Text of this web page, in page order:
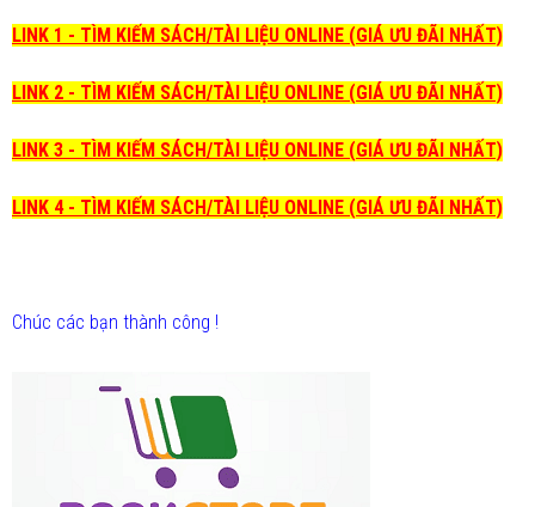
LINK 1 - TÌM KIẾM SÁCH/TÀI LIỆU ONLINE (GIÁ ƯU ĐÃI NHẤT)
LINK 2 - TÌM KIẾM SÁCH/TÀI LIỆU ONLINE (GIÁ ƯU ĐÃI NHẤT)
LINK 3 - TÌM KIẾM SÁCH/TÀI LIỆU ONLINE (GIÁ ƯU ĐÃI NHẤT)
LINK 4 - TÌM KIẾM SÁCH/TÀI LIỆU ONLINE (GIÁ ƯU ĐÃI NHẤT)
Chúc các bạn thành công !